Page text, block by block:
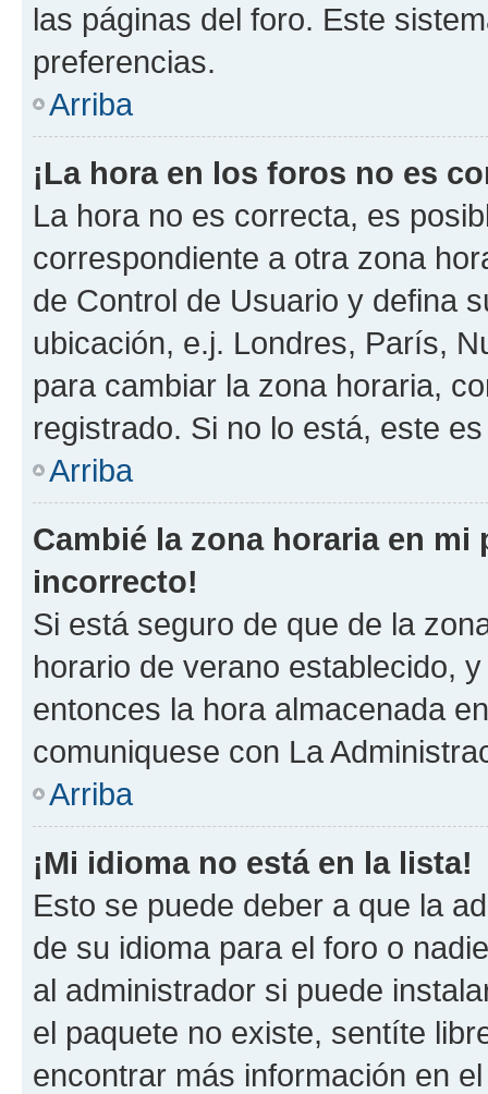
las páginas del foro. Este
preferencias.
Arriba
¡La hora en los foros no es
La hora no es correcta, es
correspondiente a otra zona
de Control de Usuario y defina
ubicación, e.j. Londres, París,
para cambiar la zona horaria,
registrado. Si no lo está, este
Arriba
Cambié la zona horaria en
incorrecto!
Si está seguro de que de la
horario de verano establecido,
entonces la hora almacenada
comuniquese con La
Arriba
¡Mi idioma no está en la lista!
Esto se puede deber a que la
de su idioma para el foro o
al administrador si puede
el paquete no existe, sentíte
encontrar más información en